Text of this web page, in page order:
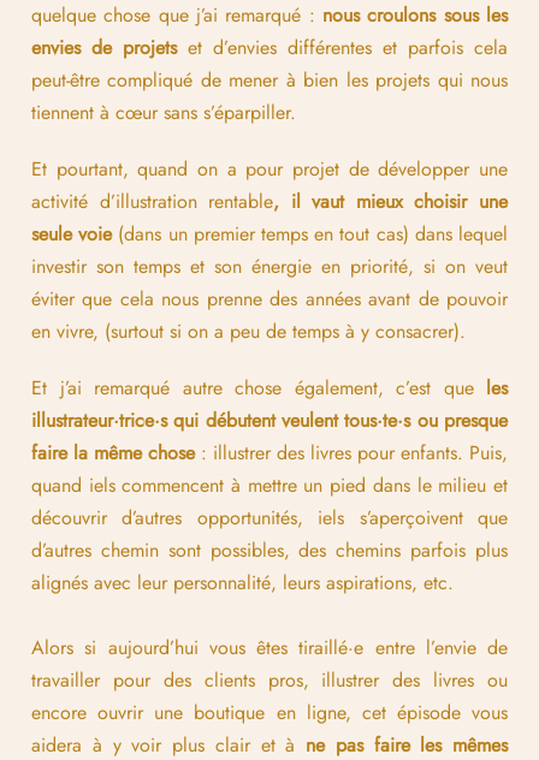
quelque chose que j’ai remarqué : nous croulons sous les
envies de projetset d’envies différentes et parfois cela
peut-être compliqué de mener à bien les projets qui nous
tiennent à cœur sans s’éparpiller.
Et pourtant, quand on a pour projet de développer une
activité d’illustration rentable, il vaut mieux choisir une
seule voie (dans un premier temps en tout cas) dans lequel
investir son temps et son énergie en priorité, si on veut
éviter que cela nous prenne des années avant de pouvoir
en vivre, (surtout si on a peu de temps à y consacrer).
Et j’ai remarqué autre chose également, c’est que les
illustrateur·trice·s qui débutent veulent tous·te·s ou presque
faire la même chose: illustrer des livres pour enfants. Puis,
quand iels commencent à mettre un pied dans le milieu et
découvrir d’autres opportunités, iels s’aperçoivent que
d’autres chemin sont possibles, des chemins parfois plus
alignés avec leur personnalité, leurs aspirations, etc.
Alors si aujourd’hui vous êtes tiraillé·e entre l’envie de
travailler pour des clients pros, illustrer des livres ou
encore ouvrir une boutique en ligne, cet épisode vous
aidera à y voir plus clair et à ne pas faire les mêmes